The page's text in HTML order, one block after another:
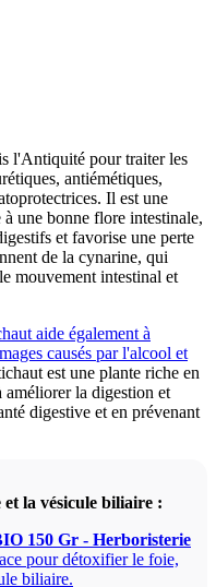
l'Antiquité pour traiter les
antiémétiques,
Il est une
une bonne flore intestinale,
et favorise une perte
de la cynarine, qui
mouvement intestinal et
aide également à
causés par l'alcool et
est une plante riche en
améliorer la digestion et
digestive et en prévenant
et la vésicule biliaire :
150 Gr - Herboristerie
pour détoxifier le foie,
biliaire.